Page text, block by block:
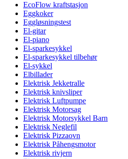
EcoFlow kraftstasjon
Eggkoker
Eggløsningstest
El-gitar
El-piano
El-sparkesykkel
El-sparkesykkel tilbehør
El-sykkel
Elbillader
Elektrisk Jekketralle
Elektrisk knivsliper
Elektrisk Luftpumpe
Elektrisk Motorsag
Elektrisk Motorsykkel Barn
Elektrisk Neglefil
Elektrisk Pizzaovn
Elektrisk Påhengsmotor
Elektrisk rivjern